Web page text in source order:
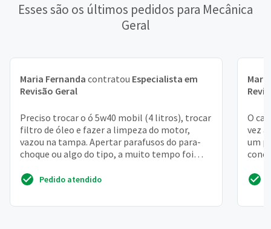
Esses são os últimos pedidos para Mecânica
Geral
Maria Fernanda contratou Especialista em
Revisão Geral
Preciso trocar o ó 5w40 mobil (4 litros), trocar
filtro de óleo e fazer a limpeza do motor,
vazou na tampa. Apertar parafusos do para-
choque ou algo do tipo, a muito tempo foi
Pedido atendido
O
vez
um